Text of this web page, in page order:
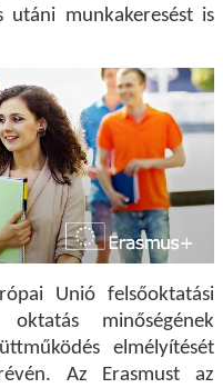
utáni munkakeresést is
Unió felsőoktatási
minőségének
elmélyítését
Az Erasmust az